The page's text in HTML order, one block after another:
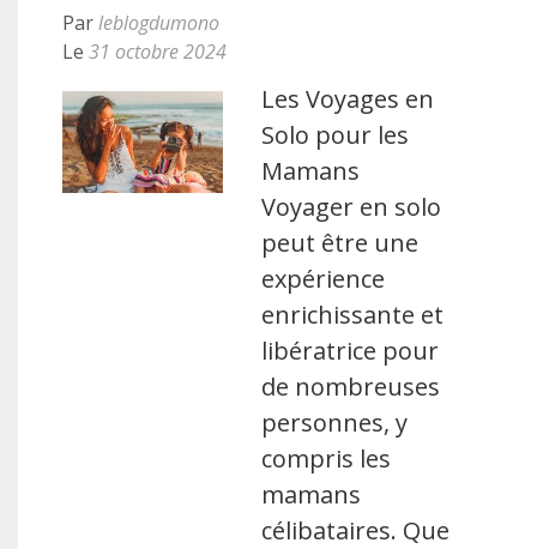
Parleblogdumono
Le 31 octobre 2024
Les Voyages en
Solo pour les
Mamans
Voyager en solo
peut être une
expérience
enrichissante et
libératrice pour
de nombreuses
personnes, y
compris les
mamans
célibataires. Que